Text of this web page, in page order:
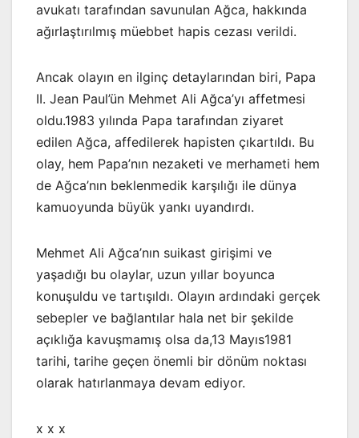
avukatı tarafından savunulan Ağca, hakkında
ağırlaştırılmış müebbet hapis cezası verildi.
Ancak olayın en ilginç detaylarından biri, Papa
II. Jean Paul’ün Mehmet Ali Ağca’yı affetmesi
oldu.1983 yılında Papa tarafından ziyaret
edilen Ağca, affedilerek hapisten çıkartıldı. Bu
olay, hem Papa’nın nezaketi ve merhameti hem
de Ağca’nın beklenmedik karşılığı ile dünya
kamuoyunda büyük yankı uyandırdı.
Mehmet Ali Ağca’nın suikast girişimi ve
yaşadığı bu olaylar, uzun yıllar boyunca
konuşuldu ve tartışıldı. Olayın ardındaki gerçek
sebepler ve bağlantılar hala net bir şekilde
açıklığa kavuşmamış olsa da,13 Mayıs1981
tarihi, tarihe geçen önemli bir dönüm noktası
olarak hatırlanmaya devam ediyor.
x x x